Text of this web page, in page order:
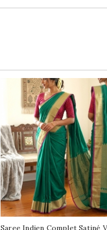
Saree Indien Complet Satiné